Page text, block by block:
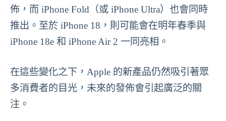
佈，而 iPhone Fold（或 iPhone Ultra）也會同時
推出。至於 iPhone 18，則可能會在明年春季與
iPhone 18e 和 iPhone Air 2 一同亮相。
在這些變化之下，Apple 的新產品仍然吸引著眾
多消費者的目光，未來的發佈會引起廣泛的關
注。